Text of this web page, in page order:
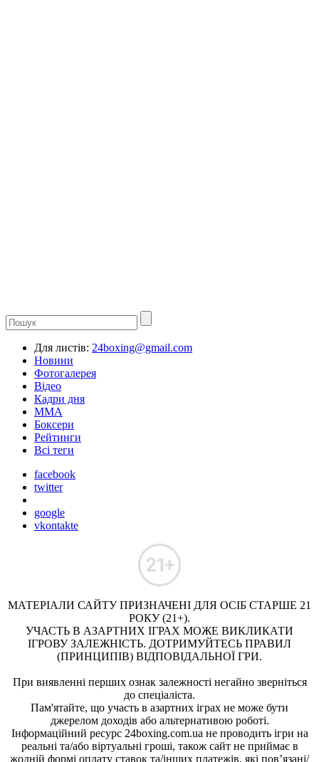
Для листів: 24boxing@gmail.com
Новини
Фотогалерея
Відео
Кадри дня
ММА
Боксери
Рейтинги
Всі теги
facebook
twitter
google
vkontakte
МАТЕРІАЛИ САЙТУ ПРИЗНАЧЕНІ ДЛЯ ОСІБ СТАРШЕ 21
РОКУ (21+).
УЧАСТЬ В АЗАРТНИХ ІГРАХ МОЖЕ ВИКЛИКАТИ
ІГРОВУ ЗАЛЕЖНІСТЬ. ДОТРИМУЙТЕСЬ ПРАВИЛ
(ПРИНЦИПІВ) ВІДПОВІДАЛЬНОЇ ГРИ.
При виявленні перших ознак залежності негайно зверніться
до спеціаліста.
Пам'ятайте, що участь в азартних іграх не може бути
джерелом доходів або альтернативою роботі.
Інформаційний ресурс 24boxing.com.ua не проводить ігри на
реальні та/або віртуальні гроші, також сайт не приймає в
жодній формі оплату ставок та/інших платежів, які пов’язані/